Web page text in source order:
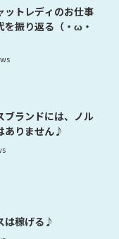
トレディのお仕事
振り返る（・ω・
ブランドには、ノル
ありません♪
は稼げる♪